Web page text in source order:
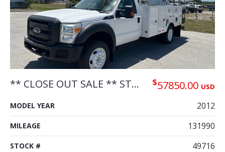
** CLOSE OUT SALE ** STOCK # 49716 2012 FORD F550 45FT BUCKET TRUCK $57850.00 USD
MODEL YEAR 2012
MILEAGE 131990
STOCK # 49716